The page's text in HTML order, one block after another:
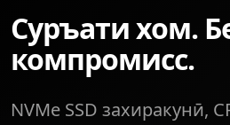
Суръати хом.
компромисс.
NVMe SSD захиракунӣ,